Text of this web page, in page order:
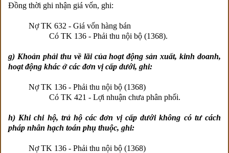
Đồng thời ghi nhận giá vốn, ghi:
Nợ TK 632 - Giá vốn hàng bán
Có TK 136 - Phải thu nội bộ (1368).
g) Khoản phải thu về lãi của hoạt động sản xuất, kinh doanh,
hoạt động khác ở các đơn vị cấp dưới, ghi:
Nợ TK 136 - Phải thu nội bộ (1368)
Có TK 421 - Lợi nhuận chưa phân phối.
h) Khi chi hộ, trả hộ các đơn vị cấp dưới không có tư cách
pháp nhân hạch toán phụ thuộc, ghi:
Nợ TK 136 - Phải thu nội bộ (1368)